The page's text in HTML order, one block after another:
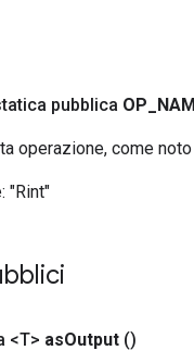
pubblica OP
operazione, come
"Rint"
<T> asOutput ()